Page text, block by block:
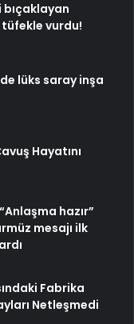
bıçaklayan
tüfekle vurdu!
lüks saray inşa
Hayatını
hazır”
mesajı ilk
Fabrika
Netleşmedi